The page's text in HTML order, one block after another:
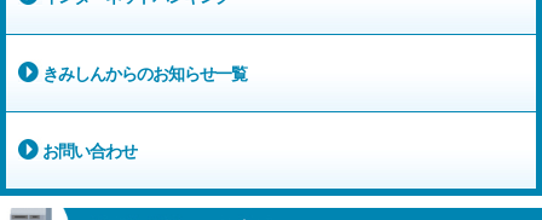
きみしんからのお知らせ一覧
お問い合わせ